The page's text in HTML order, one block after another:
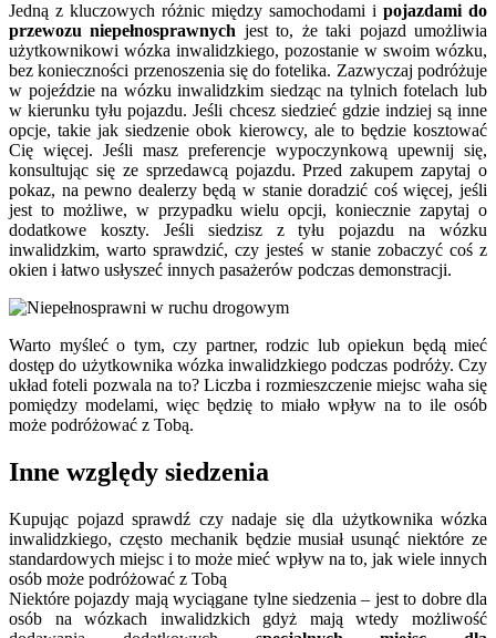
Jedną z kluczowych różnic między samochodami i pojazdami do
przewozu niepełnosprawnych jest to, że taki pojazdumożliwia
użytkownikowi wózka inwalidzkiego, pozostanie w swoim wózku,
bez konieczności przenoszenia się do fotelika. Zazwyczaj podróżuje
w pojeździena wózku inwalidzkim siedząc na tylnichfotelachlub
w kierunku tyłu pojazdu. Jeśli chcesz siedzieć gdzie indziej są inne
opcje, takie jak siedzenieobok kierowcy, ale to będzie kosztować
Cię więcej. Jeśli masz preferencje wypoczynkową upewnij się,
konsultując się ze sprzedawcą pojazdu. Przedzakupem zapytaj o
pokaz, na pewno dealerzybędą w stanie doradzić coś więcej, jeśli
jest to możliwe, w przypadku wielu opcji, koniecznie zapytaj o
dodatkowe koszty. Jeśli siedzisz z tyłupojazduna wózku
inwalidzkim, warto sprawdzić, czy jesteś w stanie zobaczyć cośz
okien i łatwo usłyszeć innych pasażerów podczas demonstracji.
Warto myśleć o tym, czy partner, rodzic lub opiekun będąmieć
dostępdo użytkownikawózka inwalidzkiego podczas podróży. Czy
układ foteli pozwala na to? Liczba i rozmieszczenie miejsc waha się
pomiędzy modelami, więc będzię to miało wpływ na to ile osób
może podróżować z Tobą.
Inne względy siedzenia
Kupując pojazd sprawdź czy nadaje się dla użytkownika wózka
inwalidzkiego, często mechanik będzie musiał usunąć niektóre ze
standardowych miejsc i to może mieć wpływ na to, jak wiele innych
osób może podróżować z Tobą
Niektóre pojazdy mająwyciągane tylnesiedzenia – jest to dobre dla
osób na wózkach inwalidzkich gdyż mają wtedymożliwość